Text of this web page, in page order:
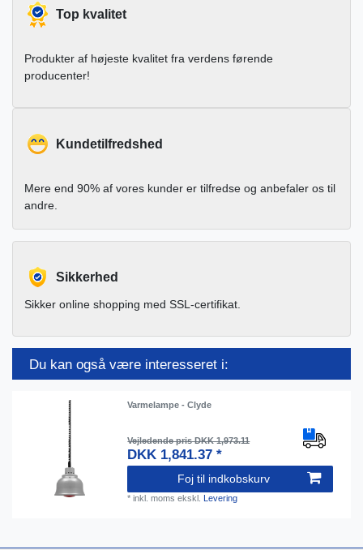
Top kvalitet
Produkter af højeste kvalitet fra verdens førende
producenter!
Kundetilfredshed
Mere end 90% af vores kunder er tilfredse og anbefaler os til
andre.
Sikkerhed
Sikker online shopping med SSL-certifikat.
Du kan også være interesseret i:
Varmelampe - Clyde
Vejledende pris DKK 1,973.11
DKK 1,841.37 *
Foj til indkobskurv
*inkl. moms ekskl. Levering